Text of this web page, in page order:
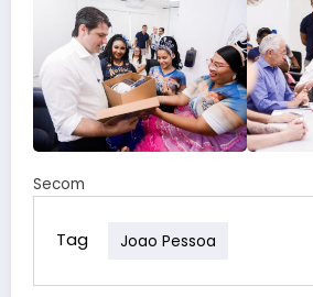
Secom
Tag Joao Pessoa